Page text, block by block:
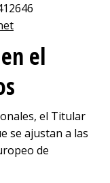
el
el Titular
se ajustan a las
de